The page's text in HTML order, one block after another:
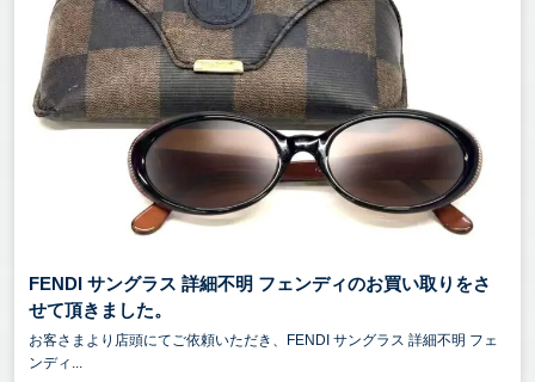
FENDI サングラス 詳細不明 フェンディのお買い取りをさ
せて頂きました。
お客さまより店頭にてご依頼いただき、FENDI サングラス 詳細不明 フェ
ンディ...